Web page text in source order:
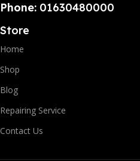
Phone: 01630480000
Store
Home
Shop
Blog
Repairing Service
Contact Us